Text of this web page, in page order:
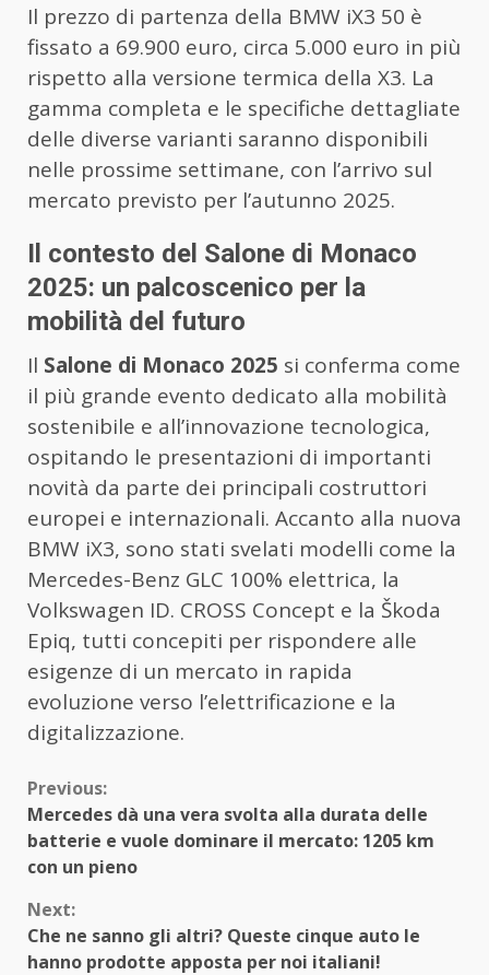
Il prezzo di partenza della BMW iX3 50 è
fissato a 69.900 euro, circa 5.000 euro in più
rispetto alla versione termica della X3. La
gamma completa e le specifiche dettagliate
delle diverse varianti saranno disponibili
nelle prossime settimane, con l’arrivo sul
mercato previsto per l’autunno 2025.
Il contesto del Salone di Monaco
2025: un palcoscenico per la
mobilità del futuro
Il Salone di Monaco 2025 si conferma come
il più grande evento dedicato alla mobilità
sostenibile e all’innovazione tecnologica,
ospitando le presentazioni di importanti
novità da parte dei principali costruttori
europei e internazionali. Accanto alla nuova
BMW iX3, sono stati svelati modelli come la
Mercedes-Benz GLC 100% elettrica, la
Volkswagen ID. CROSS Concept e la Škoda
Epiq, tutti concepiti per rispondere alle
esigenze di un mercato in rapida
evoluzione verso l’elettrificazione e la
digitalizzazione.
Continue
Reading
Previous:
Mercedes dà una vera svolta alla durata delle
batterie e vuole dominare il mercato: 1205 km
con un pieno
Next:
Che ne sanno gli altri? Queste cinque auto le
hanno prodotte apposta per noi italiani!